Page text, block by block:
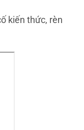
kiến thức, rèn